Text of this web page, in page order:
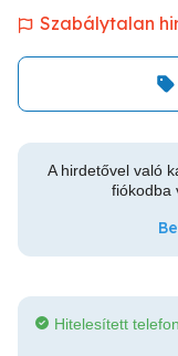
Szabálytalan
A hirdetővel való
fiókodba
Hitelesített